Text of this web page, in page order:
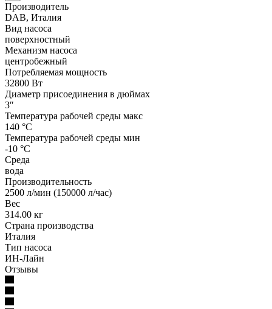
Производитель
DAB, Италия
Вид насоса
поверхностный
Механизм насоса
центробежный
Потребляемая мощность
32800 Вт
Диаметр присоединения в дюймах
3″
Температура рабочей среды макс
140 °С
Температура рабочей среды мин
-10 °С
Среда
вода
Производительность
2500 л/мин (150000 л/час)
Вес
314.00 кг
Страна производства
Италия
Тип насоса
ИН-Лайн
Отзывы